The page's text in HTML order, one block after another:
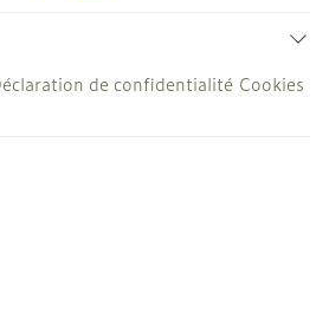
de confidentialité Cookies